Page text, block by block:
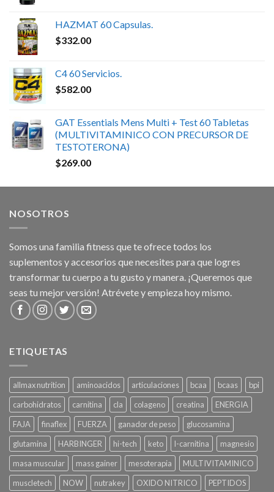
HAZMAT 60 Capsulas.
$332.00
C4 60 Servicios.
$582.00
GAT Essentials Mens Multi + Test 60 Tabletas
(MULTIVITAMINICO CON PRECURSOR DE
TESTOTERONA)
$269.00
NOSOTROS
Somos una familia fitness que te ofrece todos los
suplementos y accesorios que necesites para que logres
transformar tu cuerpo a tu gusto y manera. ¡Queremos que
seas tu mejor versión! Atrévete y empieza hoy mismo.
ETIQUETAS
allmax nutrition aminoacidos articulaciones bcaa bcaas
bpi
carbohidratos
carnitina cla colageno creatina
ENERGIA
FAJA
finaflex FUERZA ganador de peso
glucosamina
glutamina
HARBINGER hi-tech keto l-carnitina
magnesio
masa muscular
mass gainer mesoterapia
MULTIVITAMINICO
muscletech
NOW nutrakey OXIDO NITRICO PEPTIDOS